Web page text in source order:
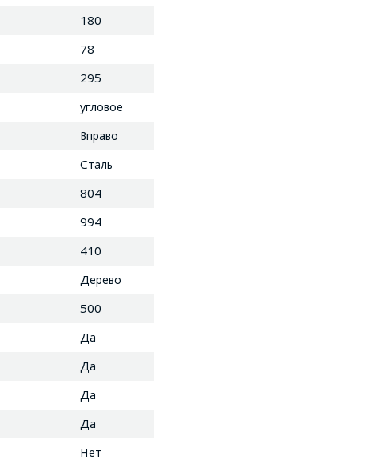
180
78
295
угловое
Вправо
Сталь
804
994
410
Дерево
500
Да
Да
Да
Да
Нет